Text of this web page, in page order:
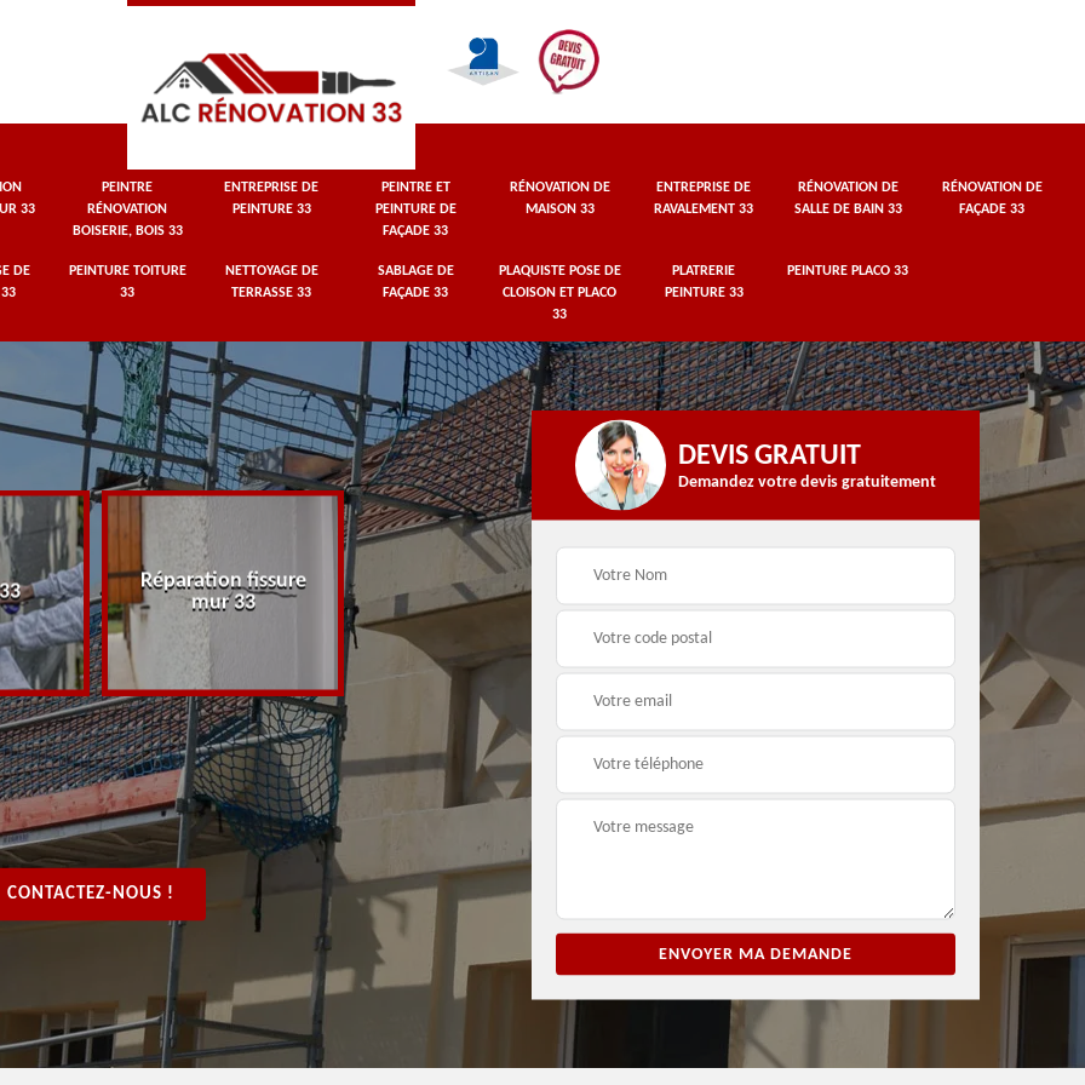
33
PEINTRE
RÉNOVATION
BOISERIE, BOIS 33
ENTREPRISE DE
PEINTURE 33
PEINTRE ET
PEINTURE DE
FAÇADE 33
RÉNOVATION DE
MAISON 33
ENTREPRISE DE
RAVALEMENT 33
RÉNOVATION DE
SALLE DE BAIN 33
RÉNOVATION DE
FAÇADE 33
DE
33
PEINTURE TOITURE
33
NETTOYAGE DE
TERRASSE 33
SABLAGE DE
FAÇADE 33
PLAQUISTE POSE DE
CLOISON ET PLACO
33
PLATRERIE
PEINTURE 33
PEINTURE PLACO 33
Réparation fissure
mur 33
Peintre rénovation
boiserie, bois 33
Entreprise de peinture
33
Peintre et peinture de
façade 33
CONTACTEZ-NOUS !
DEVIS GRATUIT
Demandez votre devis gratuitement